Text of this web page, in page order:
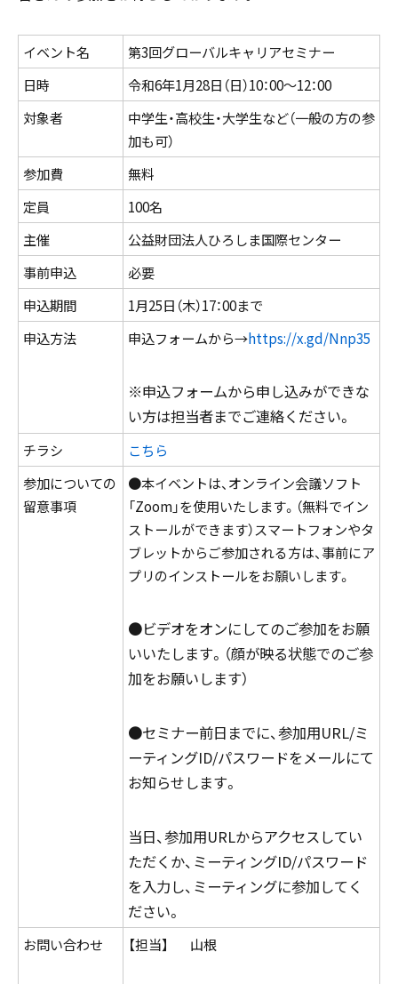
イベント名
第3回グローバルキャリアセミナー
日時
令和6年1月28日（日）10：00～12：00
対象者
中学生・高校生・大学生など（一般の方の参
加も可）
参加費
無料
定員
100名
主催
公益財団法人ひろしま国際センター
事前申込
必要
申込期間
1月25日（木）17：00まで
申込方法
申込フォームから→https://x.gd/Nnp35
※申込フォームから申し込みができな
い方は担当者までご連絡ください。
チラシ
こちら
参加についての
留意事項
●本イベントは、オンライン会議ソフト
「Zoom」を使用いたします。（無料でイン
ストールができます）スマートフォンやタ
ブレットからご参加される方は、事前にア
プリのインストールをお願いします。
●ビデオをオンにしてのご参加をお願
いいたします。（顔が映る状態でのご参
加をお願いします）
●セミナー前日までに、参加用URL/ミ
ーティングID/パスワードをメールにて
お知らせします。
当日、参加用URLからアクセスしてい
ただくか、ミーティングID/パスワード
を入力し、ミーティングに参加してく
ださい。
お問い合わせ 【担当】 山根